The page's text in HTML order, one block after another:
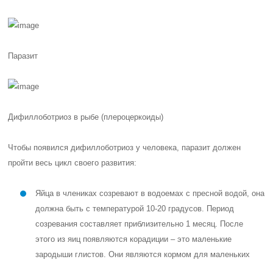
Паразит
Дифиллоботриоз в рыбе (плероцеркоиды)
Чтобы появился дифиллоботриоз у человека, паразит должен
пройти весь цикл своего развития:
Яйца в члениках созревают в водоемах с пресной водой, она
должна быть с температурой 10-20 градусов. Период
созревания составляет приблизительно 1 месяц. После
этого из яиц появляются корадиции – это маленькие
зародыши глистов. Они являются кормом для маленьких